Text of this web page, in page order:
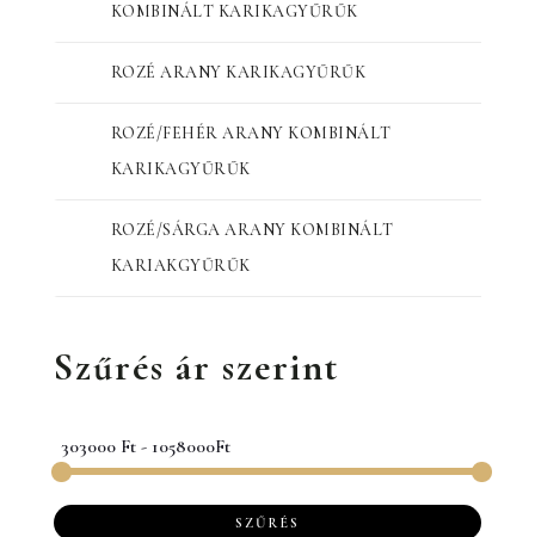
KOMBINÁLT KARIKAGYŰRŰK
ROZÉ ARANY KARIKAGYŰRŰK
ROZÉ/FEHÉR ARANY KOMBINÁLT
KARIKAGYŰRŰK
ROZÉ/SÁRGA ARANY KOMBINÁLT
KARIAKGYŰRŰK
Szűrés ár szerint
SZŰRÉS